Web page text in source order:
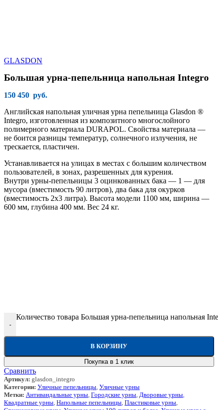
GLASDON
Большая урна-пепельница напольная Integro
150 450 руб.
Английская напольная уличная урна пепельница Glasdon ®
Integro, изготовленная из композитного многослойного
полимерного материала DURAPOL. Свойства материала —
не боится разницы температур, солнечного излучения, не
трескается, пластичен.
Устанавливается на улицах в местах с большим количеством
пользователей, в зонах, разрешенных для курения.
Внутри урны-пепельницы 3 оцинкованных бака — 1 — для
мусора (вместимость 90 литров), два бака для окурков
(вместимость 2х3 литра). Высота модели 1100 мм, ширина —
600 мм, глубина 400 мм. Вес 24 кг.
-
Количество товара Большая урна-пепельница напольная
В КОРЗИНУ
Покупка в 1 клик
Сравнить
Артикул: glasdon_integro
Категории: Уличные пепельницы, Уличные урны
Метки: Антивандальные урны, Городские урны, Дворовые урны,
Квадратные урны, Напольные пепельницы, Пластиковые урны,